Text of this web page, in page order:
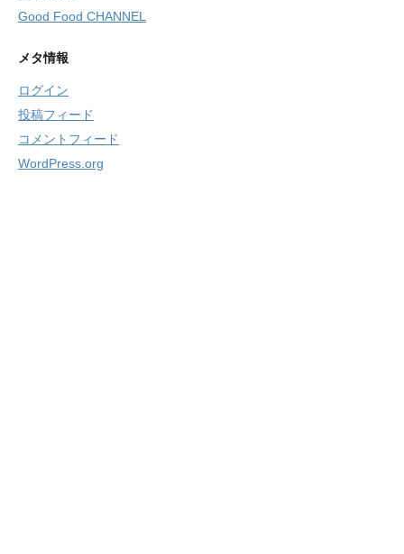
Good Food CHANNEL
メタ情報
ログイン
投稿フィード
コメントフィード
WordPress.org